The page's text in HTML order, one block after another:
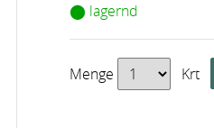
⬤ lagernd
Menge Krt